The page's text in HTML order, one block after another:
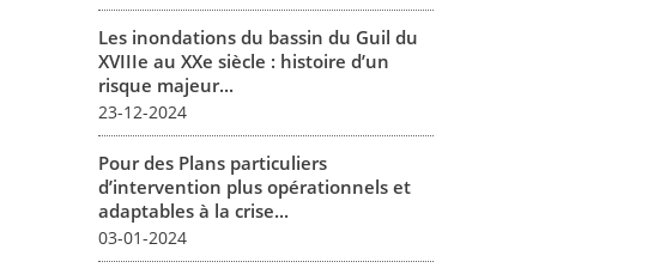
Les inondations du bassin du Guil du
XVIIIe au XXe siècle : histoire d’un
risque majeur...
23-12-2024
Pour des Plans particuliers
d’intervention plus opérationnels et
adaptables à la crise...
03-01-2024